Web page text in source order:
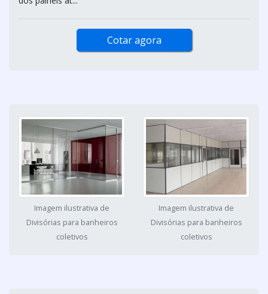
Cotar agora
Imagem ilustrativa de
Divisórias para banheiros
coletivos
Imagem ilustrativa de
Divisórias para banheiros
coletivos